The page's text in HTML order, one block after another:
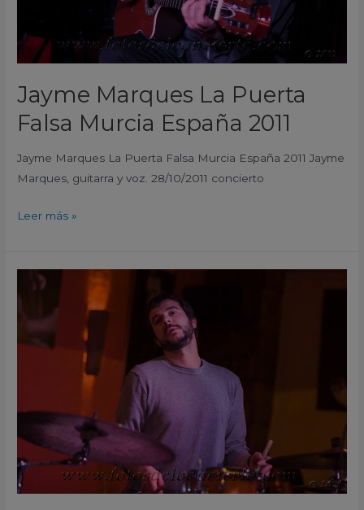
Jayme Marques La Puerta
Falsa Murcia España 2011
Jayme Marques La Puerta Falsa Murcia España 2011 Jayme
Marques, guitarra y voz. 28/10/2011 concierto
Leer más »
JAM
SESSION
24-
España
2011